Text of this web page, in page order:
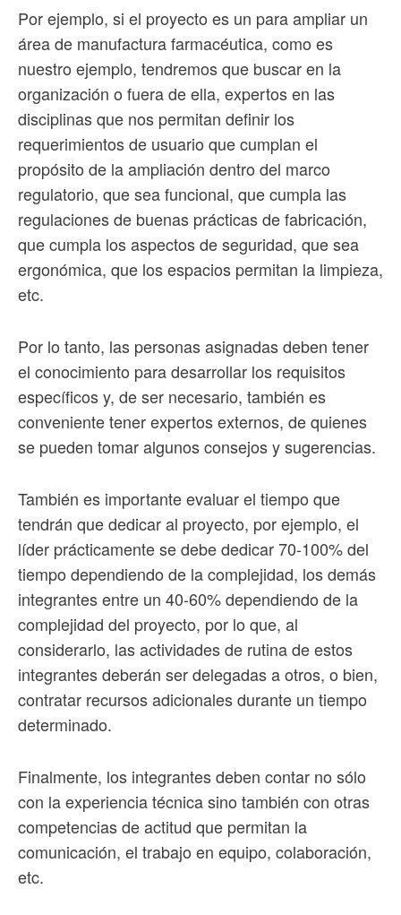
Por ejemplo, si el proyecto es un para ampliar un
área de manufactura farmacéutica, como es
nuestro ejemplo, tendremos que buscar en la
organización o fuera de ella, expertos en las
disciplinas que nos permitan definir los
requerimientos de usuario que cumplan el
propósito de la ampliación dentro del marco
regulatorio, que sea funcional, que cumpla las
regulaciones de buenas prácticas de fabricación,
que cumpla los aspectos de seguridad, que sea
ergonómica, que los espacios permitan la limpieza,
etc.
Por lo tanto, las personas asignadas deben tener
el conocimiento para desarrollar los requisitos
específicos y, de ser necesario, también es
conveniente tener expertos externos, de quienes
se pueden tomar algunos consejos y sugerencias.
También es importante evaluar el tiempo que
tendrán que dedicar al proyecto, por ejemplo, el
líder prácticamente se debe dedicar 70-100% del
tiempo dependiendo de la complejidad, los demás
integrantes entre un 40-60% dependiendo de la
complejidad del proyecto, por lo que, al
considerarlo, las actividades de rutina de estos
integrantes deberán ser delegadas a otros, o bien,
contratar recursos adicionales durante un tiempo
determinado.
Finalmente, los integrantes deben contar no sólo
con la experiencia técnica sino también con otras
competencias de actitud que permitan la
comunicación, el trabajo en equipo, colaboración,
etc.